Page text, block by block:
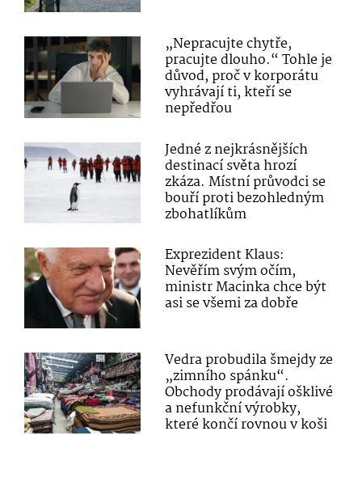
„Nepracujte chytře,
pracujte dlouho.“ Tohle je
důvod, proč v korporátu
vyhrávají ti, kteří se
nepředřou
Jedné z nejkrásnějších
destinací světa hrozí
zkáza. Místní průvodci se
bouří proti bezohledným
zbohatlíkům
Exprezident Klaus:
Nevěřím svým očím,
ministr Macinka chce být
asi se všemi za dobře
Vedra probudila šmejdy ze
„zimního spánku“.
Obchody prodávají ošklivé
a nefunkční výrobky,
které končí rovnou v koši